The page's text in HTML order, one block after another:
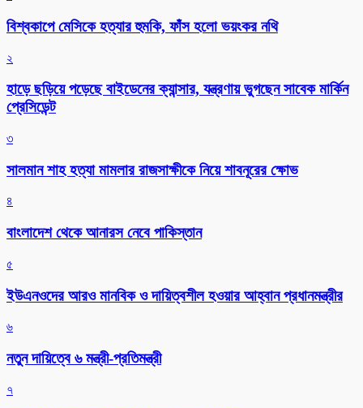
বিশ্বকাপে মেসিকে হত্যার হুমকি, ফাঁস হলো ভয়ংকর নথি
২
হাড়ে ছড়িয়ে পড়েছে বাইডেনের ক্যান্সার, যন্ত্রণায় ভুগছেন সাবেক মার্কিন
প্রেসিডেন্ট
৩
সালমান শাহ হত্যা মামলার রাজসাক্ষীকে নিয়ে শাবনূরের ক্ষোভ
৪
বাংলাদেশ থেকে আনারস নেবে পাকিস্তান
৫
ইউএনওদের আরও মানবিক ও দায়িত্বশীল হওয়ার আহ্বান প্রধানমন্ত্রীর
৬
নতুন দায়িত্বে ৬ মন্ত্রী-প্রতিমন্ত্রী
৭